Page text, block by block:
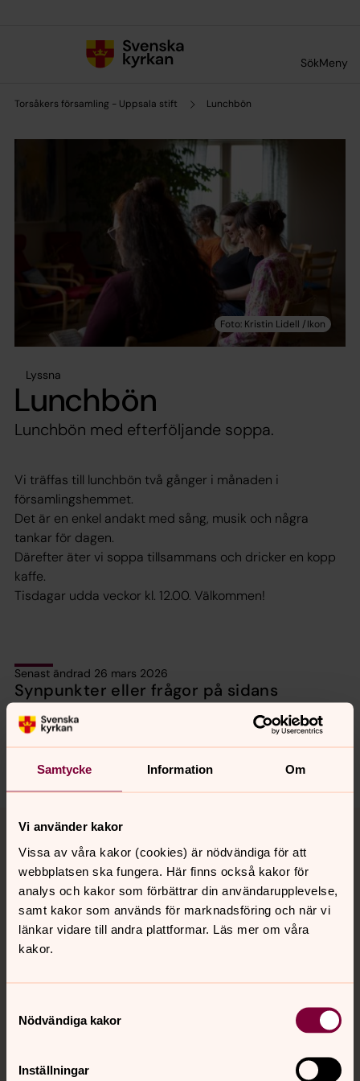
Samtycke Information Om
Vi använder kakor
Vissa av våra kakor (cookies) är nödvändiga för att
webbplatsen ska fungera. Här finns också kakor för
analys och kakor som förbättrar din användarupplevelse,
samt kakor som används för marknadsföring och när vi
länkar vidare till andra plattformar. Läs mer om våra
kakor.
Nödvändiga kakor
Inställningar
SökMeny
Torsåkers församling - Uppsala stift Lunchbön
Lyssna
Lunchbön
Lunchbön med efterföljande soppa.
Vi träffas till lunchbön två gånger i månaden i
församlingshemmet.
Det är en enkel andakt med sång, musik och några
tankar för dagen.
Därefter äter vi soppa tillsammans och dricker en kopp
kaffe.
Tisdagar udda veckor kl. 12.00. Välkommen!
Senast ändrad 26 mars 2026
Synpunkter eller frågor på sidans
innehåll?
torsaker.forsamling@svenskakyrkan.se
Dela
Kontakt
Kalender
Hitta snabbt
Sociala kanaler